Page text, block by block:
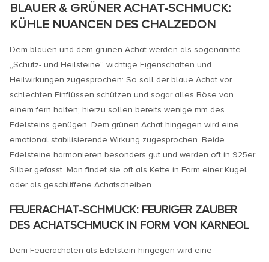
BLAUER & GRÜNER ACHAT-SCHMUCK:
KÜHLE NUANCEN DES CHALZEDON
Dem blauen und dem grünen Achat werden als sogenannte
„Schutz- und Heilsteine“ wichtige Eigenschaften und
Heilwirkungen zugesprochen: So soll der blaue Achat vor
schlechten Einflüssen schützen und sogar alles Böse von
einem fern halten; hierzu sollen bereits wenige mm des
Edelsteins genügen. Dem grünen Achat hingegen wird eine
emotional stabilisierende Wirkung zugesprochen. Beide
Edelsteine harmonieren besonders gut und werden oft in 925er
Silber gefasst. Man findet sie oft als Kette in Form einer Kugel
oder als geschliffene Achatscheiben.
FEUERACHAT-SCHMUCK: FEURIGER ZAUBER
DES ACHATSCHMUCK IN FORM VON KARNEOL
Dem Feuerachaten als Edelstein hingegen wird eine